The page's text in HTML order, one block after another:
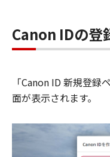
Canon IDの登
「Canon ID 新規登
面が表示されます。